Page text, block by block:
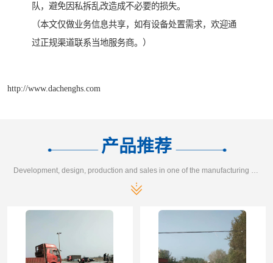
队，避免因私拆乱改造成不必要的损失。
（本文仅做业务信息共享，如有设备处置需求，欢迎通
过正规渠道联系当地服务商。）
http://www.dachenghs.com
产品推荐